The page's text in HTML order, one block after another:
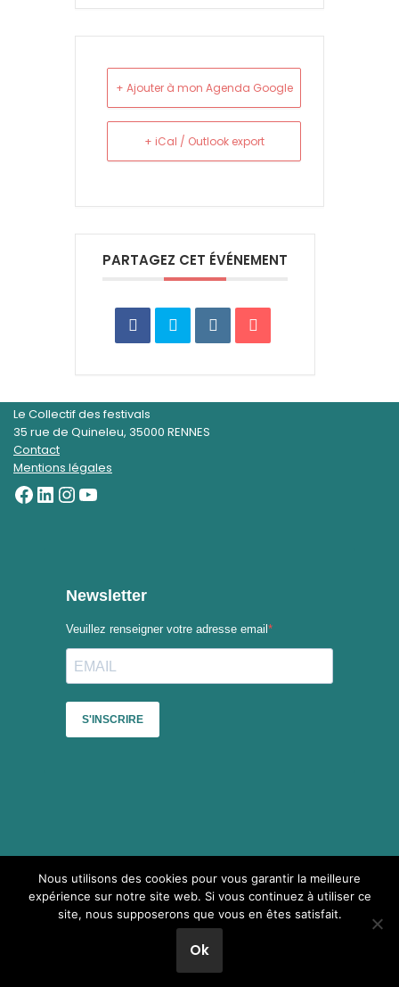
+ Ajouter à mon Agenda Google
+ iCal / Outlook export
PARTAGEZ CET ÉVÉNEMENT
Le Collectif des festivals
35 rue de Quineleu, 35000 RENNES
Contact
Mentions légales
Sauf mention contraire, le contenu du site du Collectif des
festivals est mis à disposition selon les termes de la Licence
Creative Commons Attribution - Pas d’Utilisation Commerciale -
Partage dans les Mêmes Conditions 4.0 International
| Propulsé par
Nous utilisons des cookies pour vous garantir la meilleure
expérience sur notre site web. Si vous continuez à utiliser ce
site, nous supposerons que vous en êtes satisfait.
Ok